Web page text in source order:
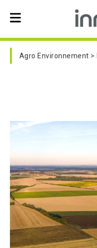
Skip to main navigation
Agro Environnement